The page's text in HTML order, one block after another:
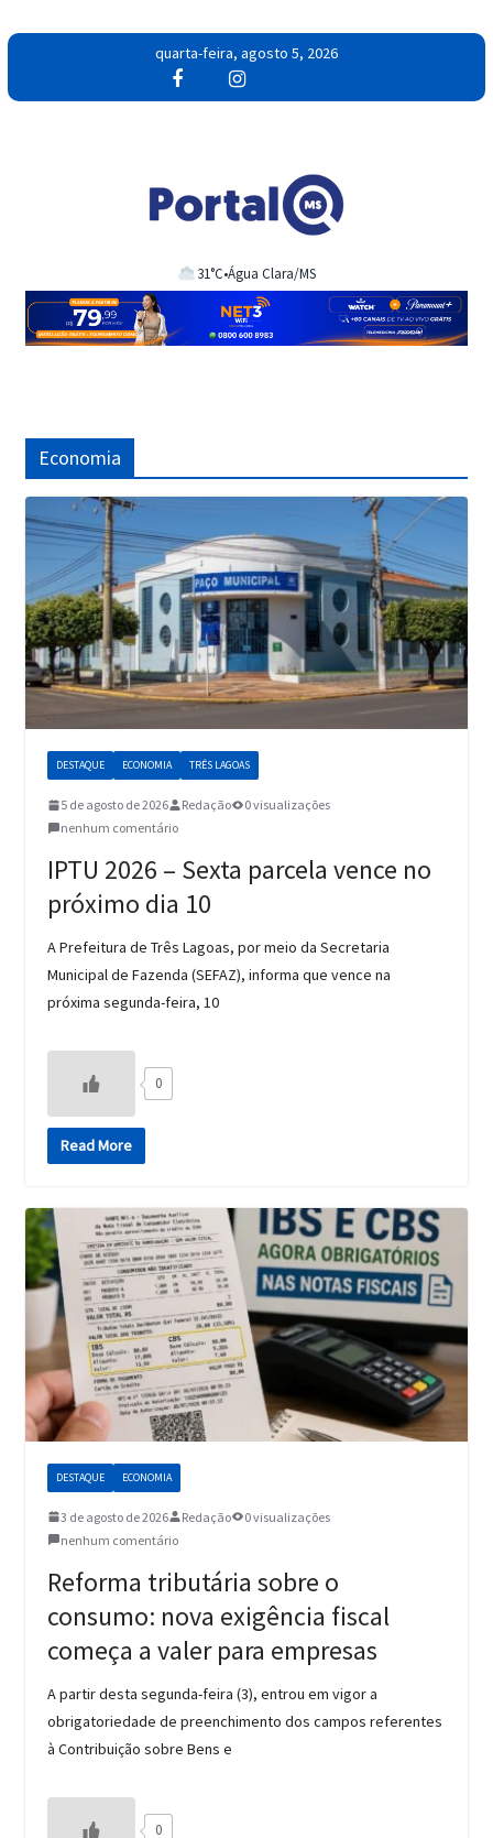
o
quarta-feira, agosto 5, 2026
31°C•Água Clara/MS
Economia
DESTAQUE ECONOMIA TRÊS LAGOAS
5 de agosto de 2026 Redação
0 visualizações
nenhum comentário
IPTU 2026 – Sexta parcela vence no
próximo dia 10
A Prefeitura de Três Lagoas, por meio da Secretaria
Municipal de Fazenda (SEFAZ), informa que vence na
próxima segunda-feira, 10
0
Read More
DESTAQUE ECONOMIA
3 de agosto de 2026 Redação
0 visualizações
nenhum comentário
Reforma tributária sobre o
consumo: nova exigência fiscal
começa a valer para empresas
A partir desta segunda-feira (3), entrou em vigor a
obrigatoriedade de preenchimento dos campos referentes
à Contribuição sobre Bens e
0